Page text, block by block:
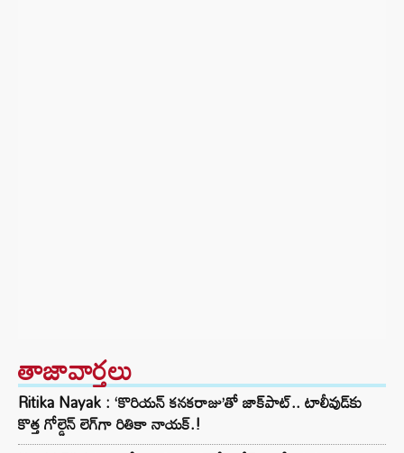
తాజావార్తలు
Ritika Nayak : ‘కొరియన్ కనకరాజు’తో జాక్‌పాట్.. టాలీవుడ్‌కు
కొత్త గోల్డెన్ లెగ్‌గా రితికా నాయక్.!